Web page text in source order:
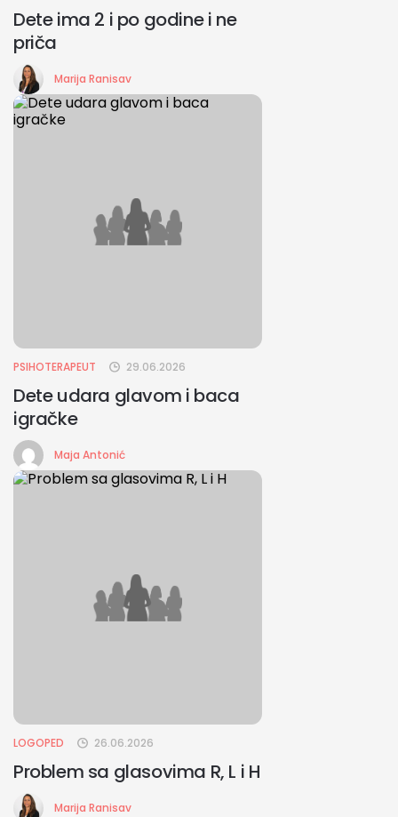
Dete ima 2 i po godine i ne
priča
Marija Ranisav
PSIHOTERAPEUT 29.06.2026
Dete udara glavom i baca
igračke
Maja Antonić
LOGOPED 26.06.2026
Problem sa glasovima R, L i H
Marija Ranisav